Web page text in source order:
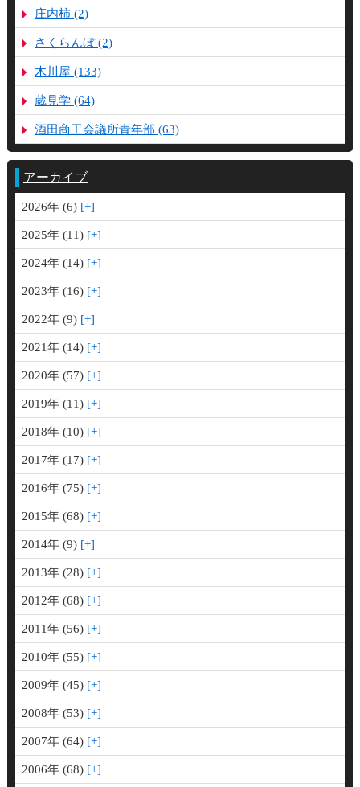
庄内柿 (2)
さくらんぼ (2)
木川屋 (133)
蔵見学 (64)
酒田商工会議所青年部 (63)
アーカイブ
2026年 (6)
2025年 (11)
2024年 (14)
2023年 (16)
2022年 (9)
2021年 (14)
2020年 (57)
2019年 (11)
2018年 (10)
2017年 (17)
2016年 (75)
2015年 (68)
2014年 (9)
2013年 (28)
2012年 (68)
2011年 (56)
2010年 (55)
2009年 (45)
2008年 (53)
2007年 (64)
2006年 (68)